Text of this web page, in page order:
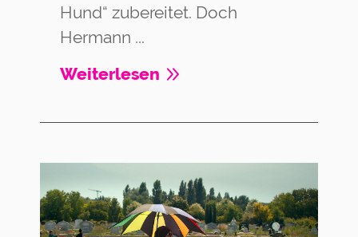
Hund“ zubereitet. Doch
Hermann ...
Weiterlesen